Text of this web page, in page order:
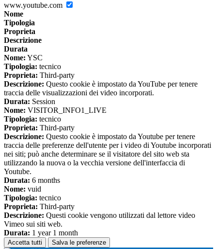
www.youtube.com
Nome
Tipologia
Proprieta
Descrizione
Durata
Nome: YSC
Tipologia: tecnico
Proprieta: Third-party
Descrizione: Questo cookie è impostato da YouTube per tenere
traccia delle visualizzazioni dei video incorporati.
Durata: Session
Nome: VISITOR_INFO1_LIVE
Tipologia: tecnico
Proprieta: Third-party
Descrizione: Questo cookie è impostato da Youtube per tenere
traccia delle preferenze dell'utente per i video di Youtube incorporati
nei siti; può anche determinare se il visitatore del sito web sta
utilizzando la nuova o la vecchia versione dell'interfaccia di
Youtube.
Durata: 6 months
Nome: vuid
Tipologia: tecnico
Proprieta: Third-party
Descrizione: Questi cookie vengono utilizzati dal lettore video
Vimeo sui siti web.
Durata: 1 year 1 month
Accetta tutti Salva le preferenze